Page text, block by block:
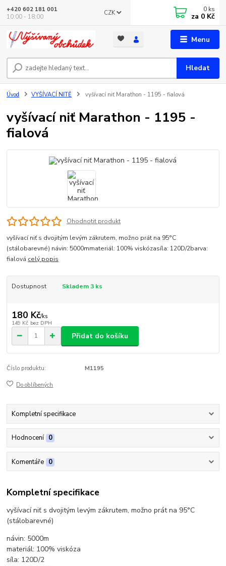
Menu
CZK
Hledat
+420 602 181 001
10:00 - 18:00
0 ks
za 0 Kč
Úvod VYŠÍVACÍ NITĚ vyšívací niť Marathon - 1195 - fialová
vyšívací niť Marathon - 1195 -
fialová
Ohodnotit produkt
vyšívací niť s dvojitým levým zákrutem, možno prát na 95°C
(stálobarevné) návin: 5000mmateriál: 100% viskózasíla: 120D/2barva:
fialová celý popis
Dostupnost Skladem 3 ks
180 Kč/ks
149 Kč bez DPH
Přidat do košíku
Číslo produktu: M1195
Do oblíbených
Kompletní specifikace
Hodnocení 0
Komentáře 0
Kompletní specifikace
vyšívací niť s dvojitým levým zákrutem, možno prát na 95°C
(stálobarevné)
návin: 5000m
materiál: 100% viskóza
síla: 120D/2